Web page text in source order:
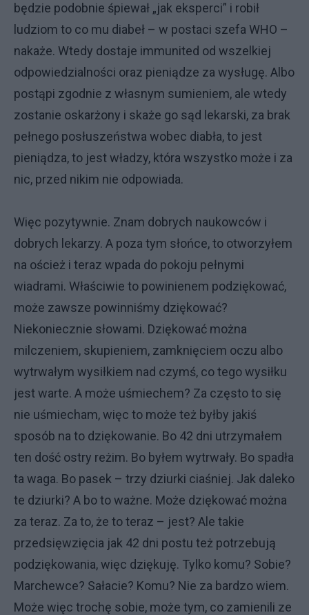
będzie podobnie śpiewał „jak eksperci” i robił
ludziom to co mu diabeł – w postaci szefa WHO –
nakaże. Wtedy dostaje immunited od wszelkiej
odpowiedzialności oraz pieniądze za wysługę. Albo
postąpi zgodnie z własnym sumieniem, ale wtedy
zostanie oskarżony i skaże go sąd lekarski, za brak
pełnego posłuszeństwa wobec diabła, to jest
pieniądza, to jest władzy, która wszystko może i za
nic, przed nikim nie odpowiada.
Więc pozytywnie. Znam dobrych naukowców i
dobrych lekarzy. A poza tym słońce, to otworzyłem
na oścież i teraz wpada do pokoju pełnymi
wiadrami. Właściwie to powinienem podziękować,
może zawsze powinniśmy dziękować?
Niekoniecznie słowami. Dziękować można
milczeniem, skupieniem, zamknięciem oczu albo
wytrwałym wysiłkiem nad czymś, co tego wysiłku
jest warte. A może uśmiechem? Za często to się
nie uśmiecham, więc to może też byłby jakiś
sposób na to dziękowanie. Bo 42 dni utrzymałem
ten dość ostry reżim. Bo byłem wytrwały. Bo spadła
ta waga. Bo pasek – trzy dziurki ciaśniej. Jak daleko
te dziurki? A bo to ważne. Może dziękować można
za teraz. Za to, że to teraz – jest? Ale takie
przedsięwzięcia jak 42 dni postu też potrzebują
podziękowania, więc dziękuję. Tylko komu? Sobie?
Marchewce? Sałacie? Komu? Nie za bardzo wiem.
Może więc trochę sobie, może tym, co zamienili ze